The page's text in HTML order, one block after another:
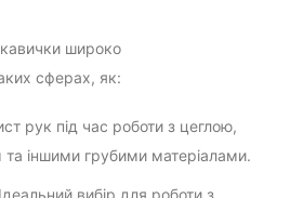
широко
сферах, як:
рук під час роботи з цеглою,
іншими грубими матеріалами.
Ідеальний вибір для роботи з